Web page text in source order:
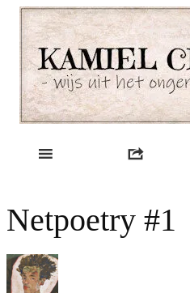
Skip
content
Kamiel Choi
Netpoetry #1